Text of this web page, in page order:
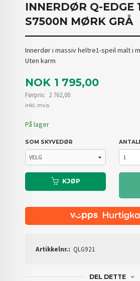
INNERDØR Q-EDGE
S7500N MØRK GRÅ
Innerdør i massiv heltre1-speil malt i
Uten karm
Tilbud
NOK 1 795,00
Førpris: 2 762,00
Rabatt
inkl. mva.
På lager
SOM SKYVEDØR
KJØP
Artikkelnr.: QLG921
DEL DETTE